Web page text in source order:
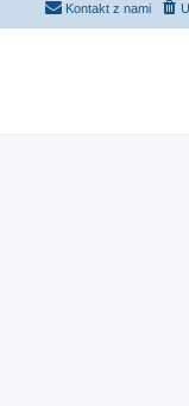
Kontakt z nami